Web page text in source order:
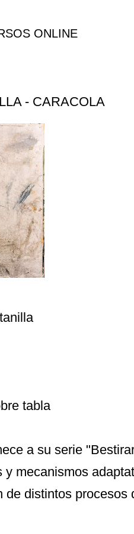
ONLINE
- CARACOLA
tabla
a su serie
mecanismos
de distintos procesos